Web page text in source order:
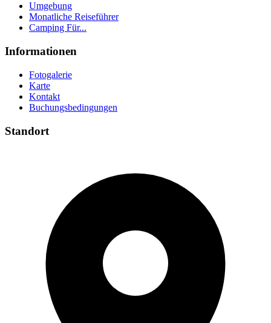
Umgebung
Monatliche Reiseführer
Camping Für...
Informationen
Fotogalerie
Karte
Kontakt
Buchungsbedingungen
Standort